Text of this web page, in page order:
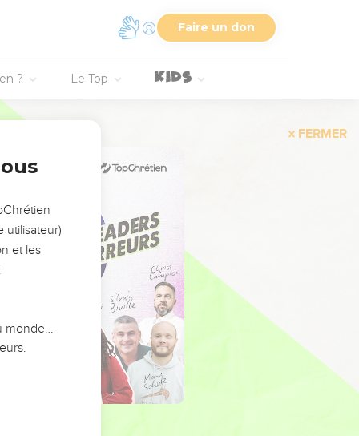
Faire un don
? Le Top
FERMER
utilisateur)
et les
monde…